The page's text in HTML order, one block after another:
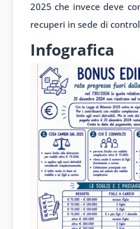
2025 che invece deve
recuperi in sede di
Infografica